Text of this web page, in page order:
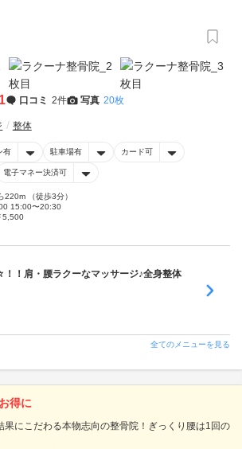
口コミ 2件 写真 20枚
整体
有 駐車場有 カード可
電子マネー決済可
220m （徒歩3分）
15:00〜20:30
5,500
！！肩・腰ラクーなマッサージ♪全身整体
全てのメニューを見る
得に
果にこだわる本物志向の整骨院！ぎっくり腰は1回の